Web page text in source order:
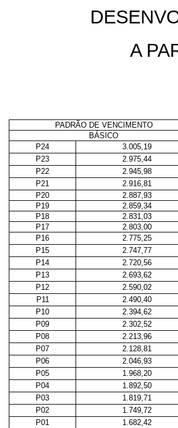
A
PADRÃO DE VENCIMENTO
BÁSICO
P24
3.005,19
P23
2.975,44
P22
2.945,98
P21
2.916,81
P20
2.887,93
P19
2.859,34
P18
2.831,03
P17
2.803,00
P16
2.775,25
P15
2.747,77
P14
2.720,56
P13
2.693,62
P12
2.590,02
P11
2.490,40
P10
2.394,62
P09
2.302,52
P08
2.213,96
P07
2.128,81
P06
2.046,93
P05
1.968,20
P04
1.892,50
P03
1.819,71
P02
1.749,72
P01
1.682,42